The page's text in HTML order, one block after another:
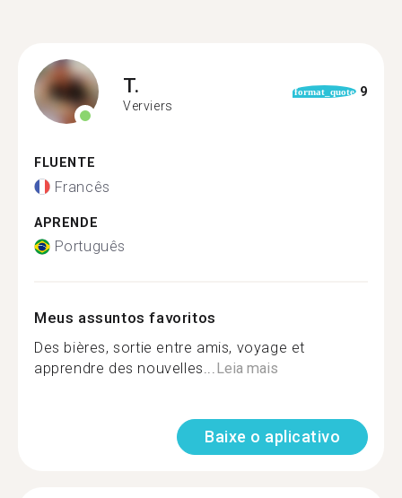
T.
Verviers
format_quote 9
FLUENTE
Francês
APRENDE
Português
Meus assuntos favoritos
Des bières, sortie entre amis, voyage et
apprendre des nouvelles...Leia mais
Baixe o aplicativo